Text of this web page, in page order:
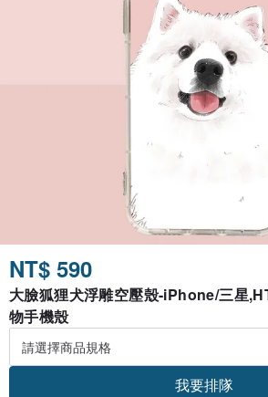
NT$ 590
大臉狐狸犬浮雕空壓殼-iPhone/三星
物手機殼
我要排隊